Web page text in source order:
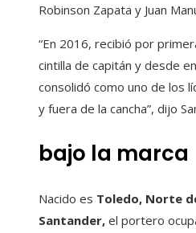
Robinson Zapata y Juan
“En 2016, recibió por
cintilla de capitán y desde
consolidó como uno de los
y fuera de la cancha”, dijo
bajo la marca
Nacido es Toledo, Norte
Santander, el portero